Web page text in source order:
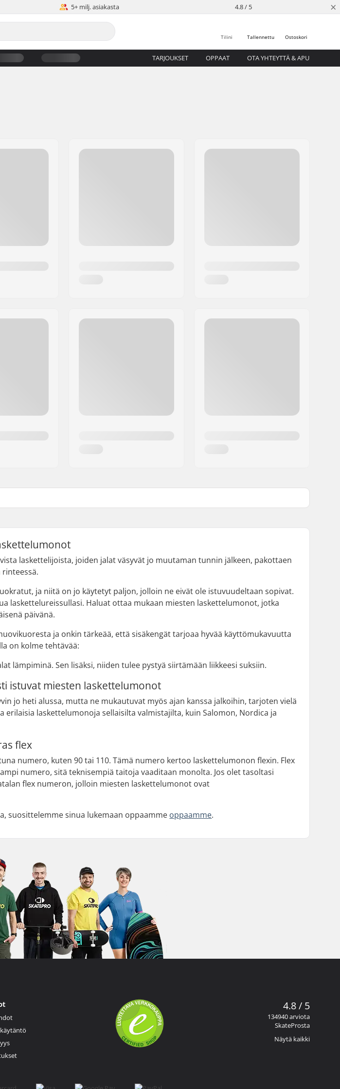
5+ milj. asiakasta 4.8 / 5 ×
Ostoskori
Tallennettu
Tilini
TARJOUKSET OPPAAT OTA YHTEYTTÄ & APU
laskettelijoista, joiden jalat väsyvät jo muutaman tunnin jälkeen, pakottaen
ja niitä on jo käytetyt paljon, jolloin ne eivät ole istuvuudeltaan sopivat.
laskettelureissullasi. Haluat ottaa mukaan miesten laskettelumonot, jotka
päivänä.
ja onkin tärkeää, että sisäkengät tarjoaa hyvää käyttömukavuutta
on kolme tehtävää:
lämpiminä. Sen lisäksi, niiden tulee pystyä siirtämään liikkeesi suksiin.
istuvat miesten laskettelumonot
jo heti alussa, mutta ne mukautuvat myös ajan kanssa jalkoihin, tarjoten vielä
erilaisia laskettelumonoja sellaisilta valmistajilta, kuin Salomon, Nordica ja
flex
numero, kuten 90 tai 110. Tämä numero kertoo laskettelumonon flexin. Flex
numero, sitä teknisempiä taitoja vaaditaan monolta. Jos olet tasoltasi
flex numeron, jolloin miesten laskettelumonot ovat
suosittelemme sinua lukemaan oppaamme oppaamme.
4.8 / 5
134940 arviota
SkateProsta
Näytä kaikki